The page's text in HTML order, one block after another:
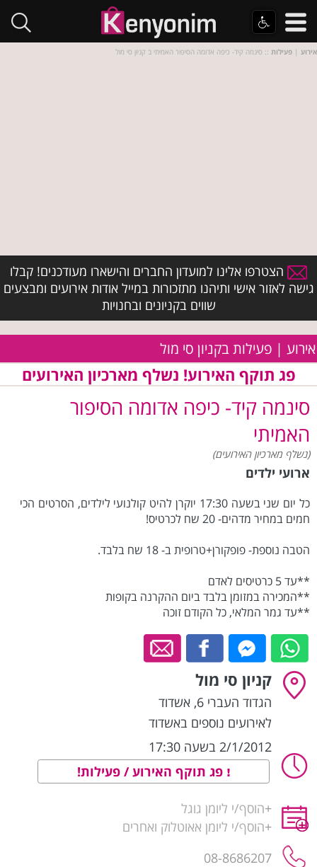
אירוע | פעילות :: סינמה קיד- כיפה אדומה הסיפור האמיתי ב קניון סי מול
הצטרפו אלינו למועדון החברים והישארו מעודכנים! קבלו
גישה לאזור אישי ותיהנו מתזכורות במייל אודות אירועים ומבצעים
שווים בקניונים ובחנויות
אירוע | פעילות בקניון סי מול
פג תוקף האירוע! נשלף מארכיון האירועים
סינמה קיד- כיפה אדומה הסיפור
האמיתי
(נשלף מארכיון האירועים)
ארועי ילדים
כל יום שני בשעה 17:30 יוקרן להיט קולנועי לילדים, הסרטים הכי
חמים במחיר מדהים- 20 שח לכרטיס!
הטבה נוספת- פופקורן+טרופית ב- 18 שח בלבד.
**עד 5 כרטיסים לאדם
**המכירה במזומן בלבד ביום ההקרנה בקופות
**עד גמר המלאי, כל הקודם זוכה
קניון סי מול
הגדוד העברי 6 , אשדוד
לאירועים נוספים באשדוד
2/1/2012 בשעה 17:30
פג תוקף האירוע / פעילות!
+הוסף/י ליומן גוגל
+הוסף/י ליומן אאוטלוק ואחרים
08-8686207